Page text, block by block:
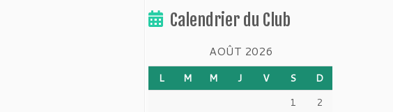
Années
Calendrier du Club
AOÛT 2026
L M M J V S
D
1
2